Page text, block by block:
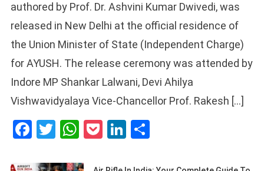
authored by Prof. Dr. Ashvini Kumar Dwivedi, was
released in New Delhi at the official residence of
the Union Minister of State (Independent Charge)
for AYUSH. The release ceremony was attended by
Indore MP Shankar Lalwani, Devi Ahilya
Vishwavidyalaya Vice-Chancellor Prof. Rakesh […]
Facebook
Twitter
WhatsApp
PocketLinkedIn